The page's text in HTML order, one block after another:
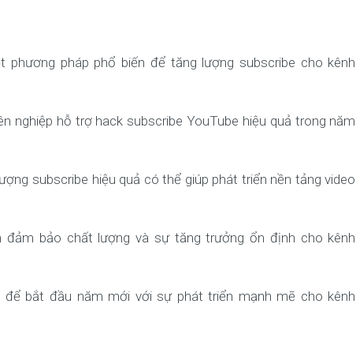
phương pháp phổ biến để tăng lượng subscribe cho kênh
nghiệp hỗ trợ hack subscribe YouTube hiệu quả trong năm
subscribe hiệu quả có thể giúp phát triển nền tảng video
đảm bảo chất lượng và sự tăng trưởng ổn định cho kênh
bắt đầu năm mới với sự phát triển mạnh mẽ cho kênh